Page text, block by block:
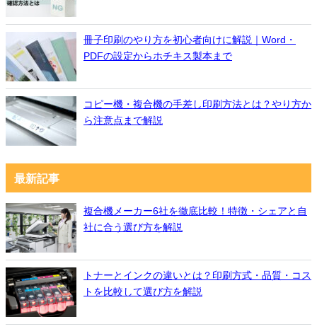
冊子印刷のやり方を初心者向けに解説｜Word・
PDFの設定からホチキス製本まで
コピー機・複合機の手差し印刷方法とは？やり方か
ら注意点まで解説
最新記事
複合機メーカー6社を徹底比較！特徴・シェアと自
社に合う選び方を解説
トナーとインクの違いとは？印刷方式・品質・コス
トを比較して選び方を解説